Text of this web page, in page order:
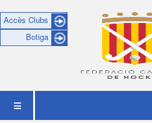
Accès Clubs
Botiga